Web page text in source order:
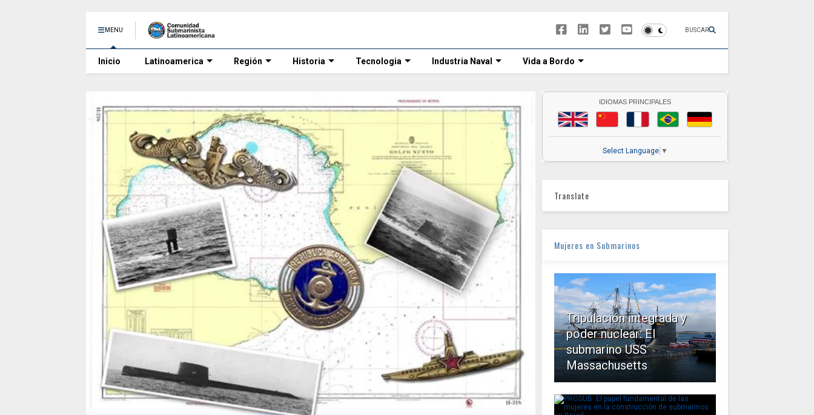
MENU BUSCAR
Inicio Latinoamerica Región Historia Tecnologia Industria Naval Vida a Bordo
IDIOMAS PRINCIPALES
Select Language ▼
Translate
Mujeres en Submarinos
Tripulación integrada y
poder nuclear: El
submarino USS
Massachusetts